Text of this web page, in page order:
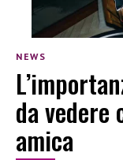
NEWS
da
amica